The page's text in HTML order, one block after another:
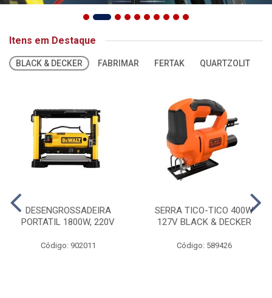
Itens em Destaque
BLACK & DECKER FABRIMAR FERTAK QUARTZOLIT
DESENGROSSADEIRA
PORTATIL 1800W, 220V
Código: 902011
SERRA TICO-TICO 400W
127V BLACK & DECKER
Código: 589426